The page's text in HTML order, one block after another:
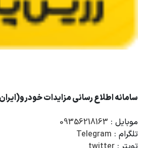
سامانه اطلاع رسانی مزایدات
موبایل : 09356218163
تلگرام : Telegram